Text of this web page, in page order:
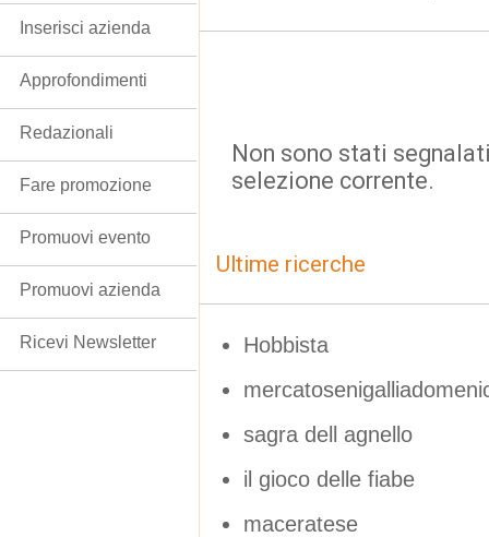
Non sono stati
selezione corrente.
Ultime ricerche
Hobbista
sagra dell agnello
il gioco delle fiabe
maceratese
Inserisci azienda
Approfondimenti
Redazionali
Fare promozione
Promuovi evento
Promuovi azienda
Ricevi Newsletter